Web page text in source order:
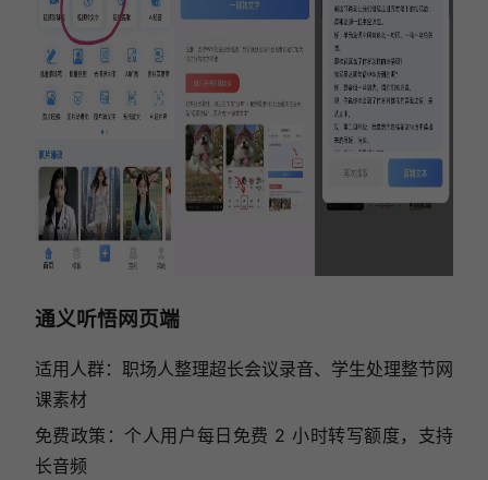
通义听悟网页端
适用人群：职场人整理超长会议录音、学生处理整节网
课素材
免费政策：个人用户每日免费 2 小时转写额度，支持
长音频